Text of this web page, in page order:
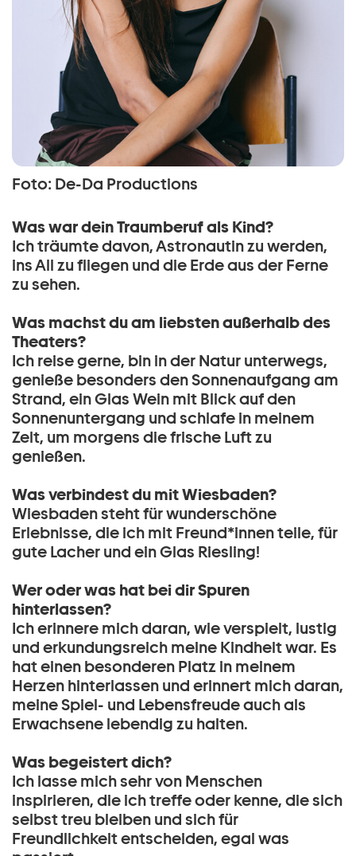
Foto: De-Da Productions
Was war dein Traumberuf als Kind?
Ich träumte davon, Astronautin zu werden,
ins All zu fliegen und die Erde aus der Ferne
zu sehen.
Was machst du am liebsten außerhalb des
Theaters?
Ich reise gerne, bin in der Natur unterwegs,
genieße besonders den Sonnenaufgang am
Strand, ein Glas Wein mit Blick auf den
Sonnenuntergang und schlafe in meinem
Zelt, um morgens die frische Luft zu
genießen.
Was verbindest du mit Wiesbaden?
Wiesbaden steht für wunderschöne
Erlebnisse, die ich mit Freund*innen teile, für
gute Lacher und ein Glas Riesling!
Wer oder was hat bei dir Spuren
hinterlassen?
Ich erinnere mich daran, wie verspielt, lustig
und erkundungsreich meine Kindheit war. Es
hat einen besonderen Platz in meinem
Herzen hinterlassen und erinnert mich daran,
meine Spiel- und Lebensfreude auch als
Erwachsene lebendig zu halten.
Was begeistert dich?
Ich lasse mich sehr von Menschen
inspirieren, die ich treffe oder kenne, die sich
selbst treu bleiben und sich für
Freundlichkeit entscheiden, egal was